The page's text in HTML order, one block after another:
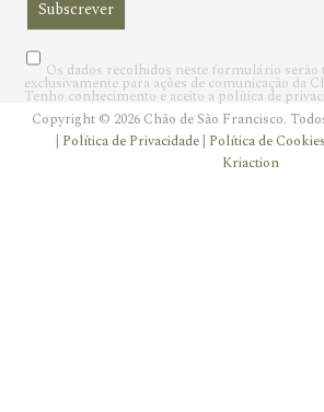
Os dados recolhidos neste formulário serão
exclusivamente para ações de comunicação da
Tenho conhecimento e aceito a política de
Copyright © 2026 Chão de São Francisco.
| Política de Privacidade | Política de Cookies
Kriaction